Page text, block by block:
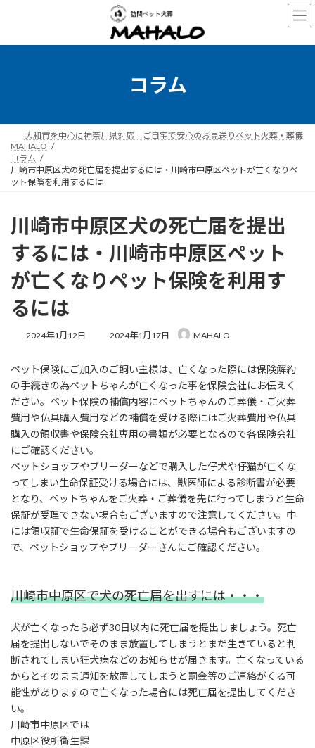
ン
ー
コラム
大和市を中心に神奈川県対応｜ご自宅で安心のお見送りペット火葬・葬儀
MAHALO
コラム
川崎市中原区犬の死亡届を提出するには・川崎市中原区ペットが亡くなりペ
ット保険を利用するには
川崎市中原区犬の死亡届を提出
するには・川崎市中原区ペット
が亡くなりペット保険を利用す
るには
2024年1月12日
最
新
日
時
:
2024年1月17日 MAHALO
ペット保険にご加入のご飼い主様は、亡くなった際には保険解約
の手続きの為ペットちゃんが亡くなった事を保険会社にお伝えく
ださい。ペット保険の補償内容にペットちゃんのご葬儀・ご火葬
費用や仏具購入費用などの補償を受ける際にはご火葬費用や仏具
購入の領収書や保険会社専用の書類が必要となるので各保険会社
にご確認ください。
ペットショップやブリーダーなどで購入した仔犬や仔猫が亡くな
ってしまい生命保証受ける場合には、獣医師による診断書が必要
となり、ペットちゃんをご火葬・ご葬儀を先に行ってしまうと生命
保証が受理できない場合もございますので注意してください。中
には領収証で生命保証を受けることができる場合もございますの
で、ペットショップやブリーダーさんにご確認ください。
川崎市中原区で犬の死亡届を出すには・・・
犬が亡くなったら必ず30日以内に死亡届を提出しましょう。死亡
届を提出しないでそのまま放置してしまうとまだ生きていると判
断されてしまい狂犬病などのお知らせが届きます。亡くなっている
からとそのまま通知を放置してしまうと罰金等のご連絡がくる可
能性がありますので亡くなった場合には死亡届を提出してくださ
い。
川崎市中原区では
中原区役所衛生課